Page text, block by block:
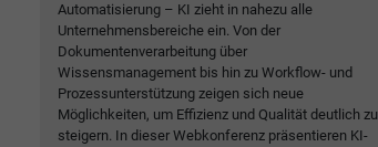
Automatisierung – KI zieht in nahezu alle
Unternehmensbereiche ein. Von der
Dokumentenverarbeitung über
Wissensmanagement bis hin zu Workflow- und
Prozessunterstützung zeigen sich neue
Möglichkeiten, um Effizienz und Qualität deutlich zu
steigern. In dieser Webkonferenz präsentieren KI-